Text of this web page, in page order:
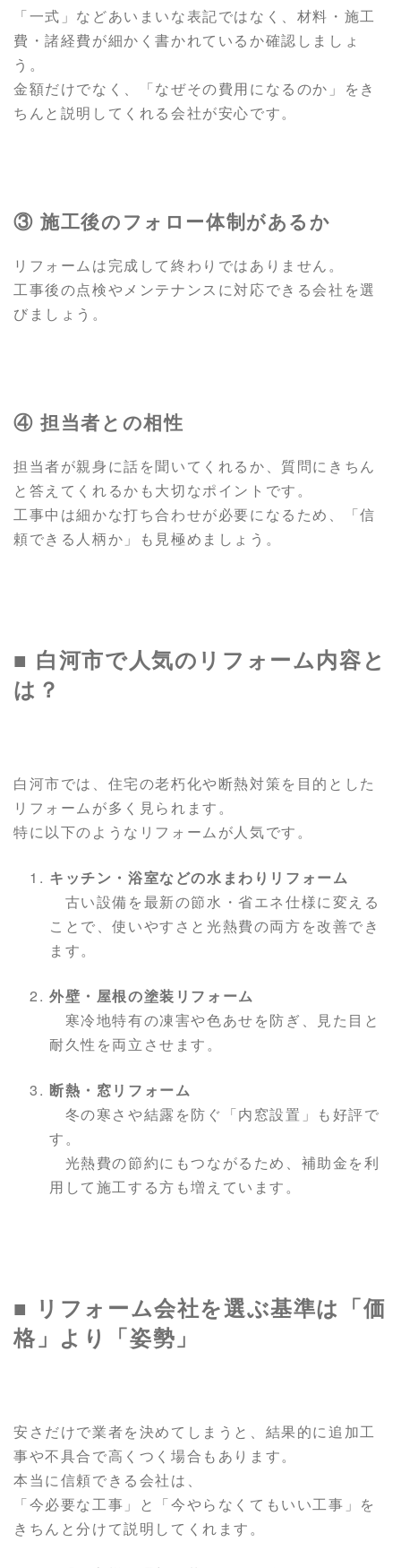
「一式」などあいまいな表記ではなく、材料・施工
費・諸経費が細かく書かれているか確認しましょ
う。
金額だけでなく、「なぜその費用になるのか」をき
ちんと説明してくれる会社が安心です。
③ 施工後のフォロー体制があるか
リフォームは完成して終わりではありません。
工事後の点検やメンテナンスに対応できる会社を選
びましょう。
④ 担当者との相性
担当者が親身に話を聞いてくれるか、質問にきちん
と答えてくれるかも大切なポイントです。
工事中は細かな打ち合わせが必要になるため、「信
頼できる人柄か」も見極めましょう。
■ 白河市で人気のリフォーム内容と
は？
白河市では、住宅の老朽化や断熱対策を目的とした
リフォームが多く見られます。
特に以下のようなリフォームが人気です。
キッチン・浴室などの水まわりリフォーム
古い設備を最新の節水・省エネ仕様に変える
ことで、使いやすさと光熱費の両方を改善でき
ます。
外壁・屋根の塗装リフォーム
寒冷地特有の凍害や色あせを防ぎ、見た目と
耐久性を両立させます。
断熱・窓リフォーム
冬の寒さや結露を防ぐ「内窓設置」も好評で
す。
光熱費の節約にもつながるため、補助金を利
用して施工する方も増えています。
■ リフォーム会社を選ぶ基準は「価
格」より「姿勢」
安さだけで業者を決めてしまうと、結果的に追加工
事や不具合で高くつく場合もあります。
本当に信頼できる会社は、
「今必要な工事」と「今やらなくてもいい工事」を
きちんと分けて説明してくれます。